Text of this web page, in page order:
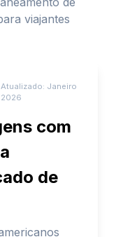
viajantes
Atualizado: Janeiro
2026
com
de